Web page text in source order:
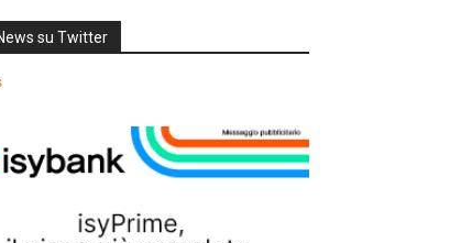
su Twitter